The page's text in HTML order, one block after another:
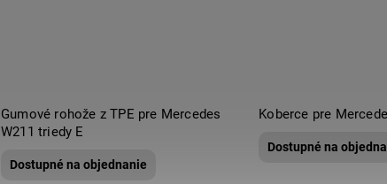
Gumové rohože z TPE pre Mercedes
W211 triedy E
Dostupné na objednanie
Koberce pre
Dostupné na